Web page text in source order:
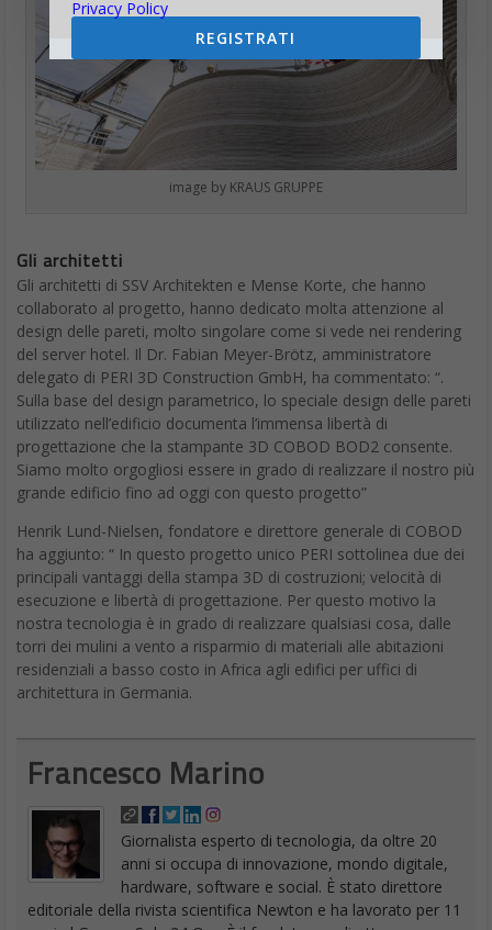
image by KRAUS GRUPPE
Gli architetti di SSV Architekten e Mense Korte, che hanno
collaborato al progetto, hanno dedicato molta attenzione al
design delle pareti, molto singolare come si vede nei rendering
del server hotel. Il Dr. Fabian Meyer-Brötz, amministratore
delegato di PERI 3D Construction GmbH, ha commentato: “.
Sulla base del design parametrico, lo speciale design delle pareti
utilizzato nell’edificio documenta l’immensa libertà di
progettazione che la stampante 3D COBOD BOD2 consente.
Siamo molto orgogliosi essere in grado di realizzare il nostro più
grande edificio fino ad oggi con questo progetto”
ha aggiunto: “ In questo progetto unico PERI sottolinea due dei
principali vantaggi della stampa 3D di costruzioni; velocità di
esecuzione e libertà di progettazione. Per questo motivo la
nostra tecnologia è in grado di realizzare qualsiasi cosa, dalle
torri dei mulini a vento a risparmio di materiali alle abitazioni
residenziali a basso costo in Africa agli edifici per uffici di
architettura in Germania.
Francesco Marino
Giornalista esperto di tecnologia, da oltre 20
anni si occupa di innovazione, mondo digitale,
hardware, software e social. È stato direttore
editoriale della rivista scientifica Newton e ha lavorato per 11
anni al Gruppo Sole 24 Ore. È il fondatore e direttore
REGISTRATI